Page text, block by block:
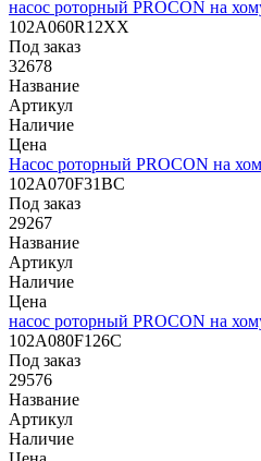
насос роторный PROCON на
102A060R12XX
Под заказ
32678
Название
Артикул
Наличие
Цена
Насос роторный PROCON на
102A070F31BC
Под заказ
29267
Название
Артикул
Наличие
Цена
насос роторный PROCON на
102A080F126C
Под заказ
29576
Название
Артикул
Наличие